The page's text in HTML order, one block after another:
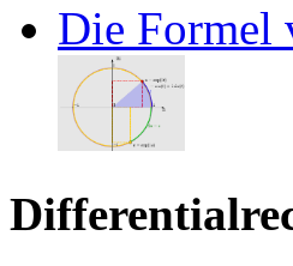
Die Formel